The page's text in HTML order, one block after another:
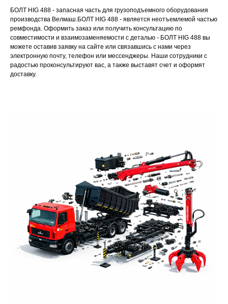
БОЛТ HIG 488 - запасная часть для грузоподъемного оборудования
производства Велмаш.БОЛТ HIG 488 - является неотъемлемой частью
ремфонда. Оформить заказ или получить консультацию по
совместимости и взаимозаменяемости с деталью - БОЛТ HIG 488 вы
можете оставив заявку на сайте или связавшись с нами через
электронную почту, телефон или мессенджеры. Наши сотрудники с
радостью проконсультируют вас, а также выставят счет и оформят
доставку.